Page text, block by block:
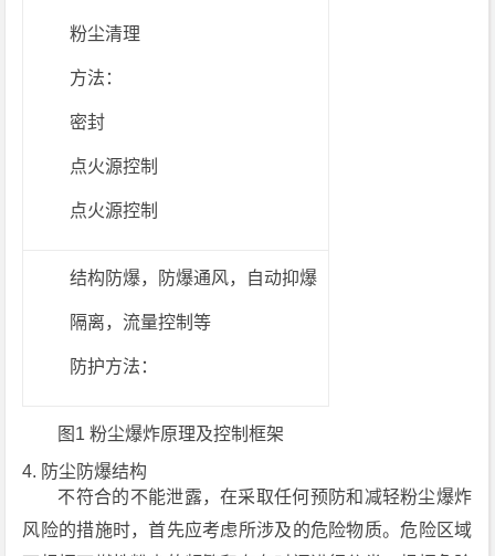
粉尘清理
方法：
密封
点火源控制
点火源控制
结构防爆，防爆通风，自动抑爆
隔离，流量控制等
防护方法：
图1 粉尘爆炸原理及控制框架
4. 防尘防爆结构
不符合的不能泄露，在采取任何预防和减轻粉尘爆炸
风险的措施时，首先应考虑所涉及的危险物质。危险区域